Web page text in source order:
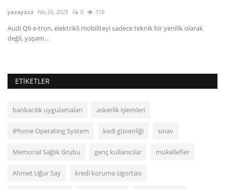
yazayaza Nis 26, 2025 0 319
Audi Q6 e-tron, elektrikli mobiliteyi sadece teknik bir yenilik olarak
değil, yaşam...
ETIKETLER
bankacılık uygulamaları askerlik işlemleri
iPhone Operating System kedi güvenliği sınav
Memorial Sağlık Grubu genç kullanıcılar mükellefler
Ahmet Uğur Say kredi koruma sigortası